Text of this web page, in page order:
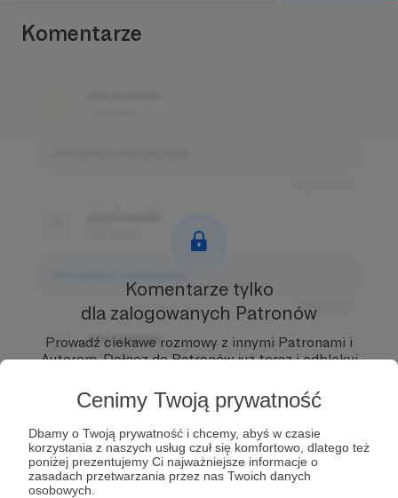
Cenimy Twoją prywatność
Dbamy o Twoją prywatność i chcemy, abyś w czasie
korzystania z naszych usług czuł się komfortowo, dlatego też
poniżej prezentujemy Ci najważniejsze informacje o
zasadach przetwarzania przez nas Twoich danych
osobowych.
Komentarze
Odpowiedz
Użytkownik
3 dni temu
Komentarz użytkownika
Odpowiedz
Użytkownik
3 dni temu
Komentarze tylko
dla zalogowanych Patronów
Prowadź ciekawe rozmowy z innymi Patronami i
Autorem.Dołącz do Patronów już teraz i odblokuj
Zostań Patronem